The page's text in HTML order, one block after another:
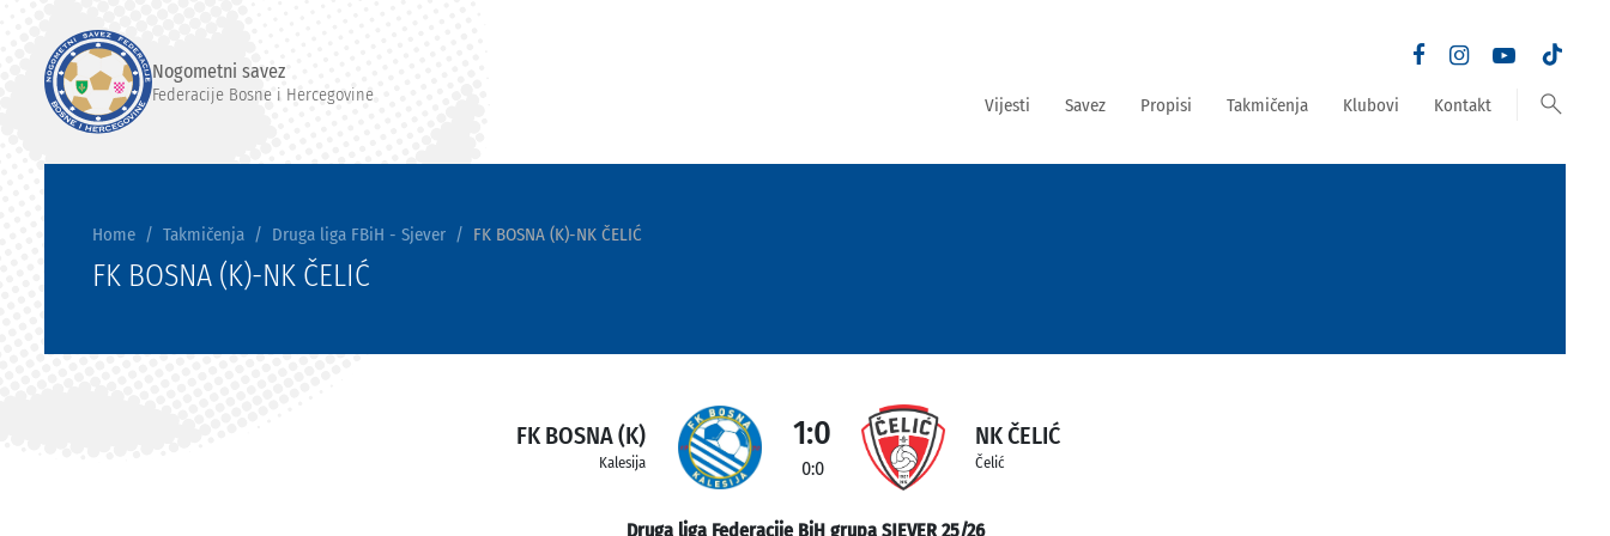
Nogometni savez
Federacije Bosne i Hercegovine Vijesti Savez Propisi Takmičenja Klubovi Kontakt search
Home Takmičenja Druga liga FBiH - Sjever FK BOSNA (K)-NK ČELIĆ
FK BOSNA (K)-NK ČELIĆ
FK BOSNA (K)
Kalesija
1:0
0:0
NK ČELIĆ
Čelić
Druga liga Federacije BiH grupa SJEVER 25/26